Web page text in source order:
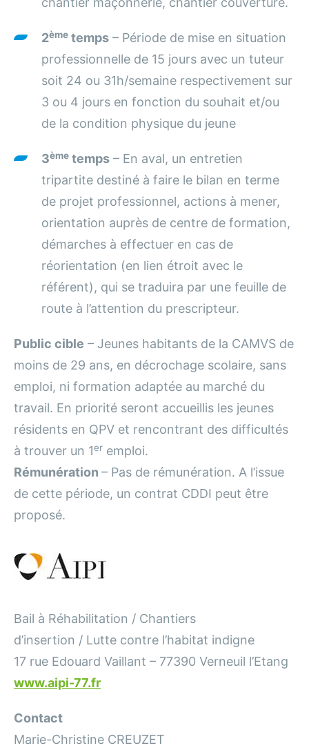
2ème temps – Période de mise en situation
professionnelle de 15 jours avec un tuteur
soit 24 ou 31h/semaine respectivement sur
3 ou 4 jours en fonction du souhait et/ou
de la condition physique du jeune
3ème temps – En aval, un entretien
tripartite destiné à faire le bilan en terme
de projet professionnel, actions à mener,
orientation auprès de centre de formation,
démarches à effectuer en cas de
réorientation (en lien étroit avec le
référent), qui se traduira par une feuille de
route à l’attention du prescripteur.
Public cible – Jeunes habitants de la CAMVS de
moins de 29 ans, en décrochage scolaire, sans
emploi, ni formation adaptée au marché du
travail. En priorité seront accueillis les jeunes
résidents en QPV et rencontrant des difficultés
à trouver un 1er emploi.
Rémunération – Pas de rémunération. A l’issue
de cette période, un contrat CDDI peut être
proposé.
Bail à Réhabilitation / Chantiers
d’insertion / Lutte contre l’habitat indigne
17 rue Edouard Vaillant – 77390 Verneuil l’Etang
www.aipi-77.fr
Contact
Marie-Christine CREUZET